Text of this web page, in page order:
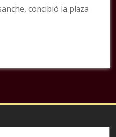
concibió la plaza